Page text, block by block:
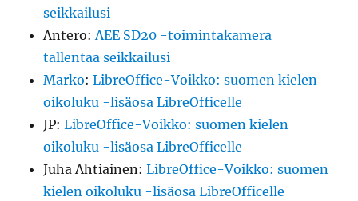
seikkailusi
Antero:AEE SD20 -toimintakamera
tallentaa seikkailusi
Marko:LibreOffice-Voikko: suomen kielen
oikoluku -lisäosa LibreOfficelle
JP:LibreOffice-Voikko: suomen kielen
oikoluku -lisäosa LibreOfficelle
Juha Ahtiainen:LibreOffice-Voikko: suomen
kielen oikoluku -lisäosa LibreOfficelle